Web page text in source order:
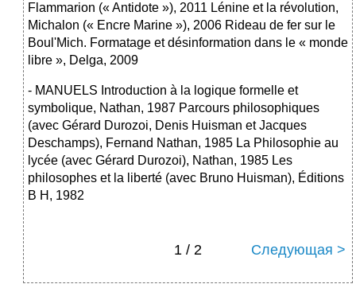
Flammarion (« Antidote »), 2011 Lénine et la révolution,
Michalon (« Encre Marine »), 2006 Rideau de fer sur le
Boul'Mich. Formatage et désinformation dans le « monde
libre », Delga, 2009
- MANUELS Introduction à la logique formelle et
symbolique, Nathan, 1987 Parcours philosophiques
(avec Gérard Durozoi, Denis Huisman et Jacques
Deschamps), Fernand Nathan, 1985 La Philosophie au
lycée (avec Gérard Durozoi), Nathan, 1985 Les
philosophes et la liberté (avec Bruno Huisman), Éditions
B H, 1982
1 / 2 Следующая >